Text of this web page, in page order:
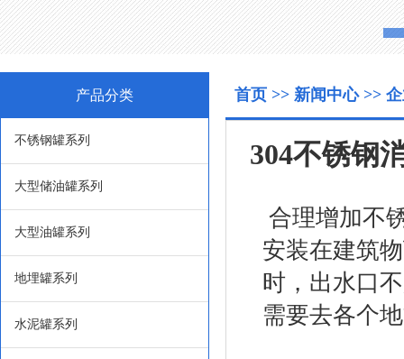
产品分类
不锈钢罐系列
大型储油罐系列
大型油罐系列
地埋罐系列
水泥罐系列
首页 >> 新闻中心>>
304不锈钢
合理增加不
安装在建筑
时，出水口
需要去各个